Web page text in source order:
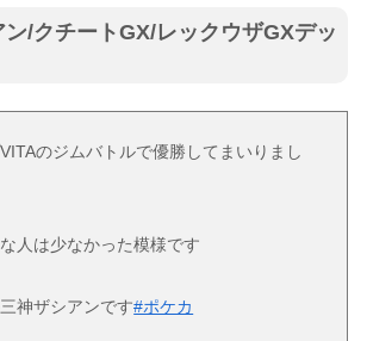
/クチートGX/レックウザGXデッ
のジムバトルで優勝してまいりまし
人は少なかった模様です
神ザシアンです#ポケカ